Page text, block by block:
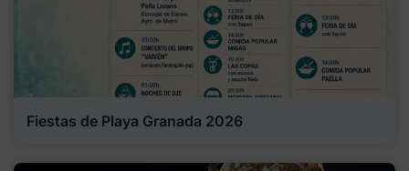
Fiestas de Playa Granada 2026